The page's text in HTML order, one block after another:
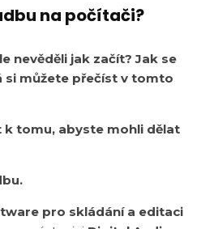
na počítači?
nevěděli jak začít? Jak se
si můžete přečíst v tomto
tomu, abyste mohli dělat
pro skládání a editaci